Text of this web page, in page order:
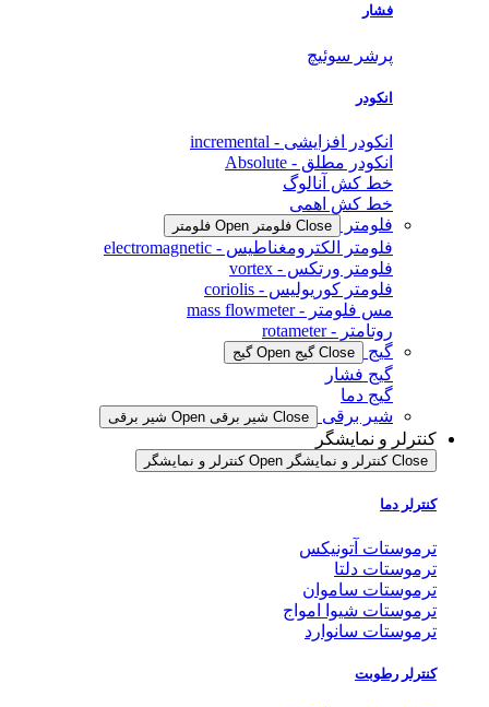
فشار
پرشر سوئیچ
انکودر
انکودر افزایشی - incremental
انکودر مطلق - Absolute
خط کش آنالوگ
خط کش اهمی
فلومتر
Close فلومتر Open فلومتر
فلومتر الکترومغناطیس - electromagnetic
فلومتر ورتکس - vortex
فلومتر کوریولیس - coriolis
مس فلومتر - mass flowmeter
روتامتر - rotameter
گیج Close گیج Open گیج
گیج فشار
گیج دما
شیر برقی Close شیر برقی Open شیر برقی
کنترلر و نمایشگر
Close کنترلر و نمایشگر Open کنترلر و نمایشگر
کنترلر دما
ترموستات آتونیکس
ترموستات دلتا
ترموستات ساموان
ترموستات شیوا امواج
ترموستات سانوارد
کنترلر رطوبت